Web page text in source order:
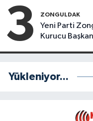
3 ZONGULDAK
Yeni Parti
Kurucu
Yükleniyor...